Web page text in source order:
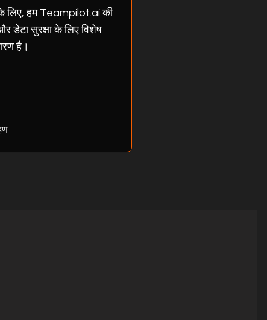
लिए, हम Teampilot.ai की
डेटा सुरक्षा के लिए विशेष
है।